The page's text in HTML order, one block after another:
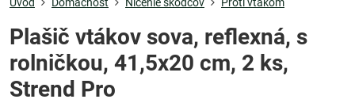
Plašič vtákov sova, reflexná, s
rolničkou, 41,5x20 cm, 2 ks,
Strend Pro